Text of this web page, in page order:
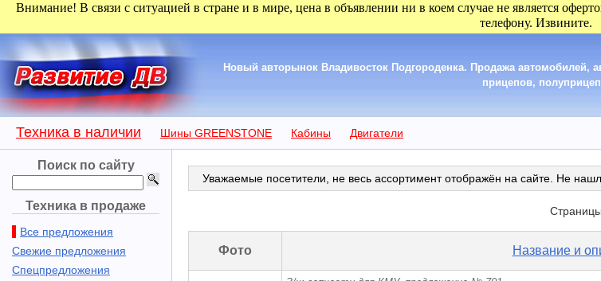
Внимание! В связи с ситуацией в стране и в мире, цена в объявлении ни в коем случае не является
телефону. Извините.
Новый авторынок Владивосток Подгороденка. Продажа автомобилей,
прицепов,
Техника в наличии Шины GREENSTONE Кабины Двигатели
Поиск по сайту
Техника в продаже
Все предложения
Свежие предложения
Спецпредложения
Уважаемые посетители, не весь ассортимент отображён на сайте. Не
Фото Название и